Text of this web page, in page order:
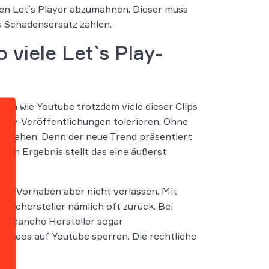
Let`s Player abzumahnen. Dieser muss
zahlen.
viele Let`s Play-
wie Youtube trotzdem viele dieser Clips
Veröffentlichungen tolerieren. Ohne
Denn der neue Trend präsentiert
Im Ergebnis stellt das eine äußerst
Vorhaben aber nicht verlassen. Mit
nämlich oft zurück. Bei
manche Hersteller sogar
auf Youtube sperren. Die rechtliche